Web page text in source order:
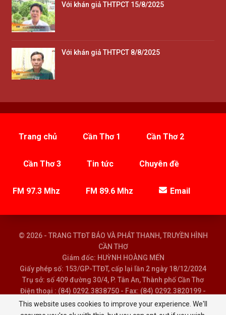
Với khán giả THTPCT 15/8/2025
Với khán giả THTPCT 8/8/2025
Trang chủ Cần Thơ 1 Cần Thơ 2
Cần Thơ 3 Tin tức Chuyên đề
FM 97.3 Mhz FM 89.6 Mhz Email
© 2026 - TRANG TTĐT BÁO VÀ PHÁT THANH, TRUYỀN HÌNH
CẦN THƠ
Giám đốc: HUỲNH HOÀNG MẾN
Giấy phép số: 153/GP-TTĐT, cấp lại lần 2 ngày 18/12/2024
Trụ sở: số 409 đường 30/4, P. Tân An, Thành phố Cần Thơ
Điện thoại : (84) 0292.3838750 - Fax: (84) 0292.3820199 -
Email : baoptth@cantho.gov.vn
This website uses cookies to improve your experience. We'll